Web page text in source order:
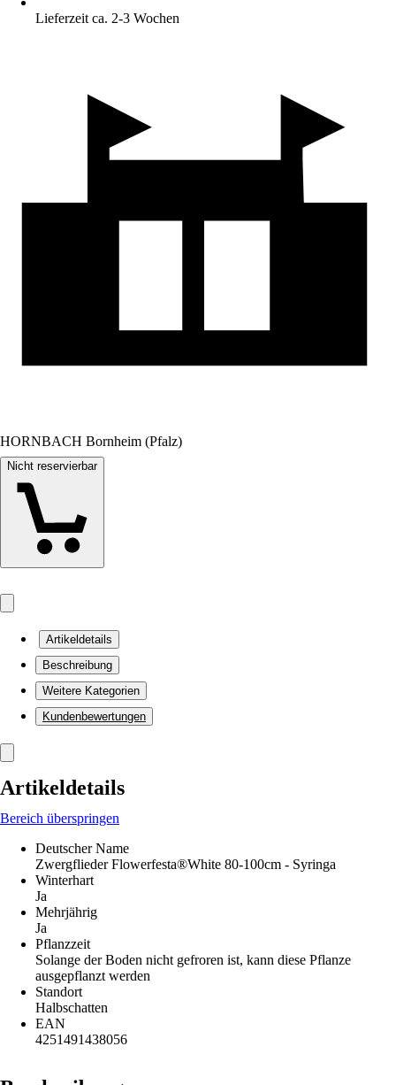
Lieferzeit ca. 2-3 Wochen
HORNBACH Bornheim (Pfalz)
Nicht reservierbar
Artikeldetails
Beschreibung
Weitere Kategorien
Kundenbewertungen
Artikeldetails
Bereich überspringen
Deutscher Name
Zwergflieder Flowerfesta®White 80-100cm - Syringa
Winterhart
Ja
Mehrjährig
Ja
Pflanzzeit
Solange der Boden nicht gefroren ist, kann diese Pflanze
ausgepflanzt werden
Standort
Halbschatten
EAN
4251491438056